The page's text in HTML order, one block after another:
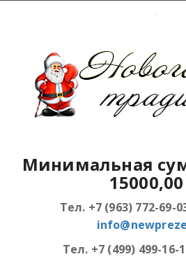
Минимальная
Тел. +7 (963) 772-
Тел. +7 (499) 499-